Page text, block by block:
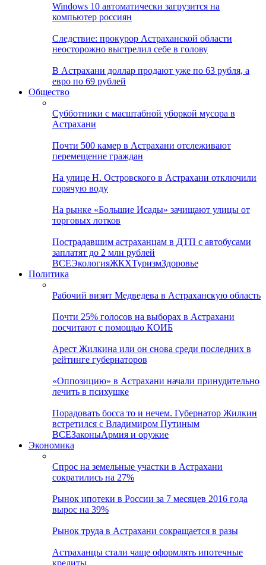
Windows 10 автоматически загрузится на
компьютер россиян
Следствие: прокурор Астраханской области
неосторожно выстрелил себе в голову
В Астрахани доллар продают уже по 63 рубля, а
евро по 69 рублей
Общество
Субботники с масштабной уборкой мусора в
Астрахани
Почти 500 камер в Астрахани отслеживают
перемещение граждан
На улице Н. Островского в Астрахани отключили
горячую воду
На рынке «Большие Исады» зачищают улицы от
торговых лотков
Пострадавшим астраханцам в ДТП с автобусами
заплатят до 2 млн рублей
ВСЕЭкологияЖКХТуризмЗдоровье
Политика
Рабочий визит Медведева в Астраханскую область
Почти 25% голосов на выборах в Астрахани
посчитают с помощью КОИБ
Арест Жилкина или он снова среди последних в
рейтинге губернаторов
«Оппозицию» в Астрахани начали принудительно
лечить в психушке
Порадовать босса то и нечем. Губернатор Жилкин
встретился с Владимиром Путиным
ВСЕЗаконыАрмия и оружие
Экономика
Спрос на земельные участки в Астрахани
сократились на 27%
Рынок ипотеки в России за 7 месяцев 2016 года
вырос на 39%
Рынок труда в Астрахани сокращается в разы
Астраханцы стали чаще оформлять ипотечные
кредиты